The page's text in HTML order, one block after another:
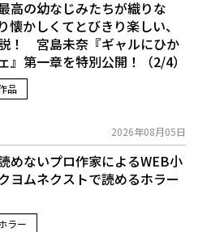
高の幼なじみたちが織りな
懐かしくてとびきり楽しい、
！ 宮島未奈『ギャルにひか
』第一章を特別公開！（2/4）
品
2026年08月05日
めないプロ作家によるWEB小
クヨムネクストで読めるホラー
ラー